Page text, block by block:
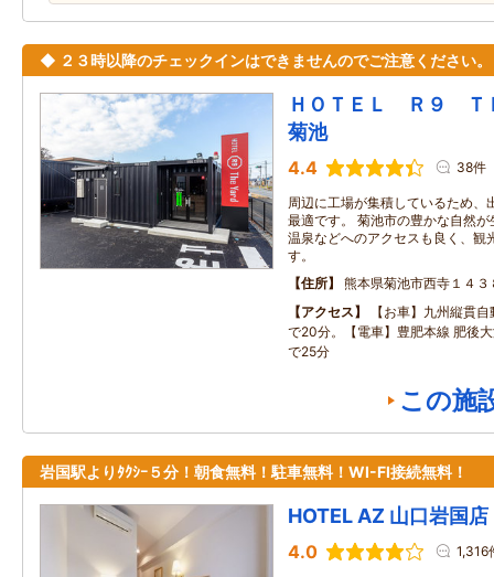
◆ ２３時以降のチェックインはできませんのでご注意ください。
ＨＯＴＥＬ Ｒ９
菊池
4.4 38件
周辺に工場が集積しているため、
最適です。 菊池市の豊かな自然
温泉などへのアクセスも良く、観
す。
住所
熊本県菊池市西寺１４３
アクセス
【お車】九州縦貫
で20分。【電車】豊肥本線 肥後
で25分
この施
岩国駅よりﾀｸｼｰ５分！朝食無料！駐車無料！WI-FI接続無料！
HOTEL AZ 山口岩国店
4.0 1,316